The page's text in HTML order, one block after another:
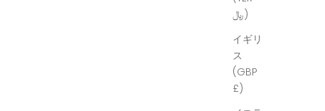
﷼)
イギリ
ス
(GBP
£)